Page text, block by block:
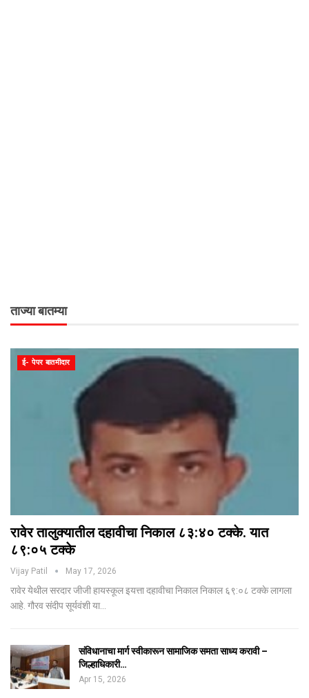
ताज्या बातम्या
ई- पेपर बातमीदार
रावेर तालुक्यातील दहावीचा निकाल ८३:४० टक्के. यात
८९:०५ टक्के
Vijay Patil May 17, 2026
रावेर येथील सरदार जीजी हायस्कूल इयत्ता दहावीचा निकाल निकाल ६९:०८ टक्के लागला
आहे. गौरव संदीप सूर्यवंशी या…
संविधानाचा मार्ग स्वीकारून सामाजिक समता साध्य करावी –
जिल्हाधिकारी…
Apr 15, 2026